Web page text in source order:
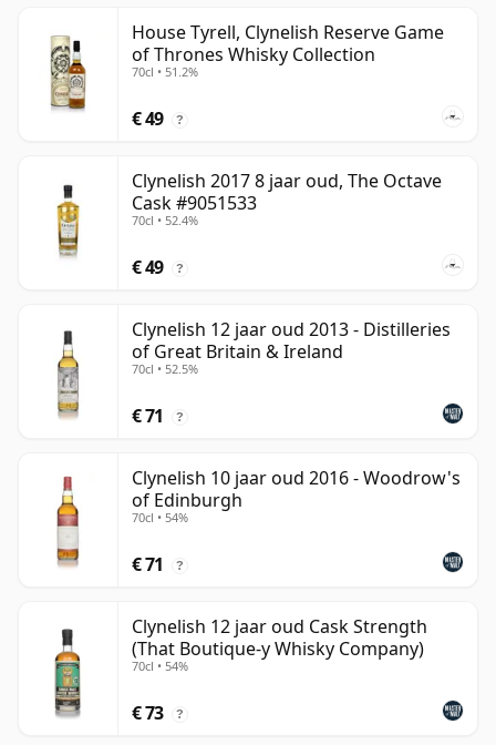
House Tyrell, Clynelish Reserve Game
of Thrones Whisky Collection
70cl • 51.2%
€ 49 ?
Clynelish 2017 8 jaar oud, The Octave
Cask #9051533
70cl • 52.4%
€ 49 ?
Clynelish 12 jaar oud 2013 - Distilleries
of Great Britain & Ireland
70cl • 52.5%
€ 71 ?
Clynelish 10 jaar oud 2016 - Woodrow's
of Edinburgh
70cl • 54%
€ 71 ?
Clynelish 12 jaar oud Cask Strength
(That Boutique-y Whisky Company)
70cl • 54%
€ 73 ?